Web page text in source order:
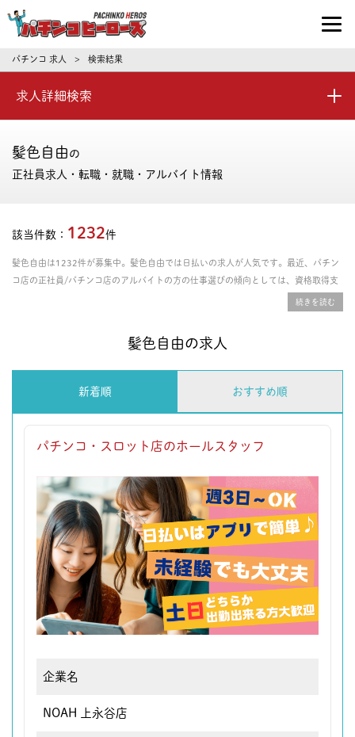
パチンコ求人・転職ならパチンコヒーロ
パチンコ 求人 > 検索結果
求人詳細検索
髪色自由 の
正社員求人・転職・就職・アルバイト情報
該当件数： 1232件
髪色自由は1232件が募集中。髪色自由では日払いの求人が人気です。最近、パチン
コ店の正社員/パチンコ店のアルバイトの方の仕事選びの傾向としては、資格取得支
援あり、年間休日の多さ、残業時間の少なさを重視される方が多いです。給料や年
髪色自由の求人
新着順 おすすめ順
パチンコ・スロット店のホールスタッフ
企業名
NOAH 上永谷店